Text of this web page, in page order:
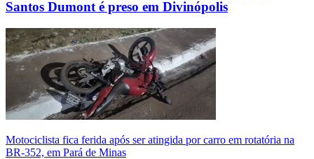
Santos Dumont é preso em Divinópolis
Motociclista fica ferida após ser atingida por carro em rotatória na
BR-352, em Pará de Minas